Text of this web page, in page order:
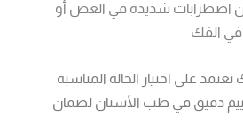
اضطرابات شديدة في العض أو
الفك
تعتمد على اختيار الحالة المناسبة
دقيق في طب الأسنان لضمان